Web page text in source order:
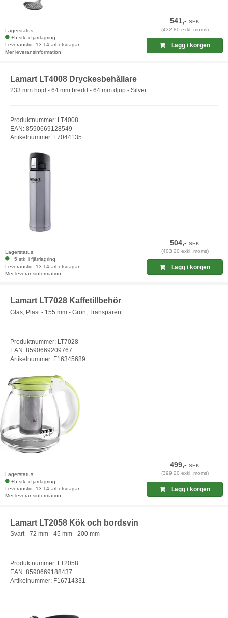
Lagerstatus:
+5 stk. i fjärrlagring
Leveranstid: 13-14 arbetsdagar
Mer leveransinformation
541,-SEK
(432,80 exkl. moms)
Lägg i korgen
Lamart LT4008 Dryckesbehållare
233 mm höjd - 64 mm bredd - 64 mm djup - Silver
Produktnummer: LT4008
EAN: 8590669128549
Artikelnummer: F7044135
Lagerstatus:
5 stk. i fjärrlagring
Leveranstid: 13-14 arbetsdagar
Mer leveransinformation
504,-SEK
(403,20 exkl. moms)
Lägg i korgen
Lamart LT7028 Kaffetillbehör
Glas, Plast - 155 mm - Grön, Transparent
Produktnummer: LT7028
EAN: 8590669209767
Artikelnummer: F16345689
Lagerstatus:
+5 stk. i fjärrlagring
Leveranstid: 13-14 arbetsdagar
Mer leveransinformation
499,-SEK
(399,20 exkl. moms)
Lägg i korgen
Lamart LT2058 Kök och bordsvin
Svart - 72 mm - 45 mm - 200 mm
Produktnummer: LT2058
EAN: 8590669188437
Artikelnummer: F16714331